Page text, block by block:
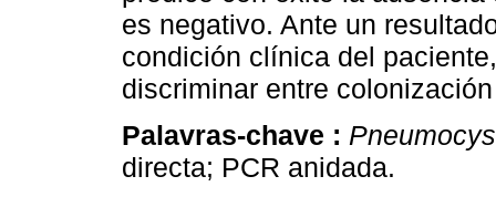
es negativo. Ante un
condición clínica del
discriminar entre
Palavras-chave :
directa; PCR anidada.